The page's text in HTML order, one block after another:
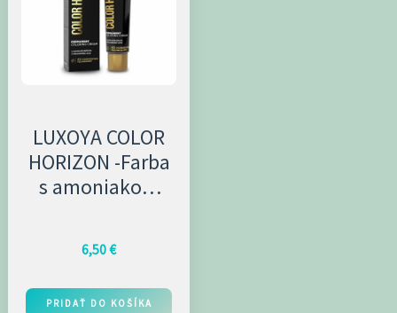
LUXOYA COLOR
HORIZON -Farba
s amoniakom
6,50€
PRIDAŤ DO KOŠÍKA